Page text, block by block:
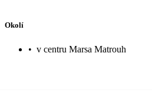
Okolí
• v centru Marsa Matrouh